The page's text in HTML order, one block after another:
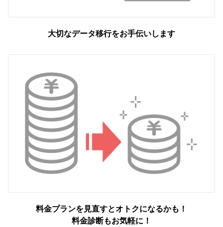
大切なデータ移行をお手伝いします
料金プランを見直すとオトクになるかも！
料金診断もお気軽に！